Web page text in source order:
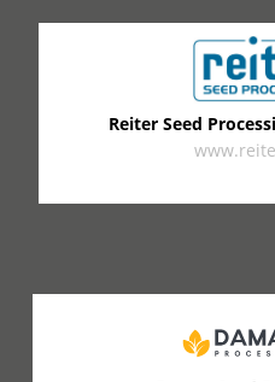
Reiter Seed